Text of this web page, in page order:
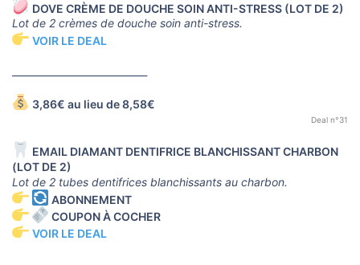
DOVE CRÈME DE DOUCHE SOIN ANTI-STRESS (LOT DE 2)
Lot de 2 crèmes de douche soin anti-stress.
VOIR LE DEAL
3,86€ au lieu de 8,58€
Deal n°31
EMAIL DIAMANT DENTIFRICE BLANCHISSANT CHARBON
(LOT DE 2)
Lot de 2 tubes dentifrices blanchissants au charbon.
ABONNEMENT
COUPON À COCHER
VOIR LE DEAL